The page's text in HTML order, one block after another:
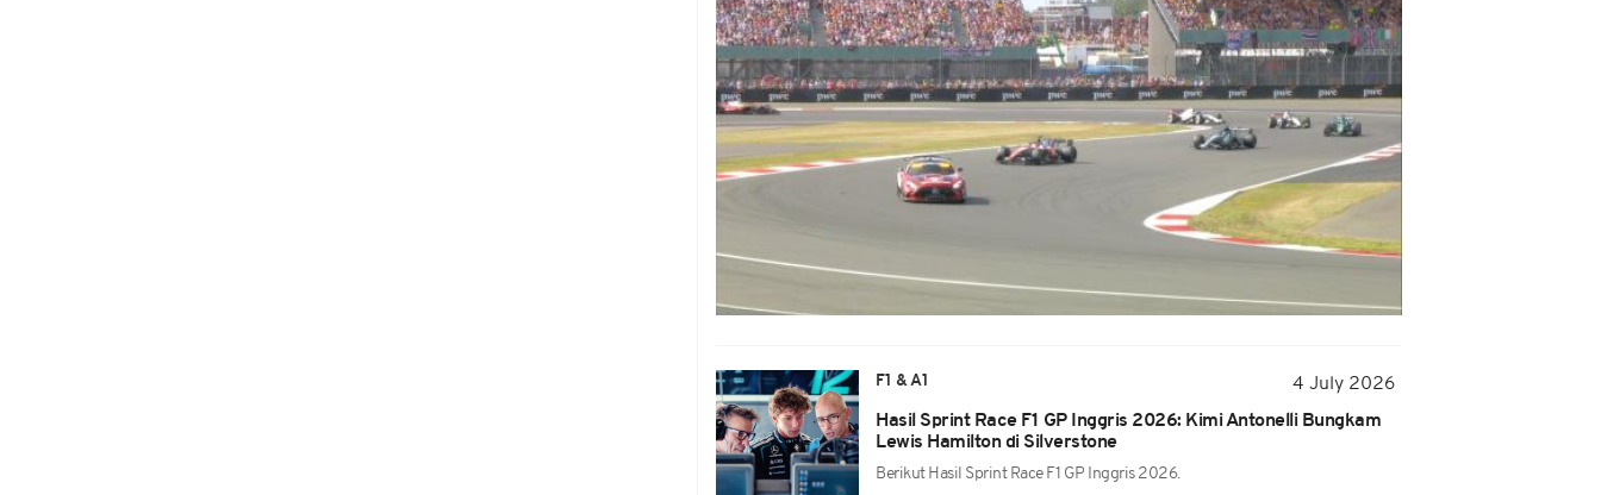
F1 & A1
4 July 2026
Hasil Sprint Race F1 GP Inggris 2026: Kimi Antonelli Bungkam
Lewis Hamilton di Silverstone
Berikut Hasil Sprint Race F1 GP Inggris 2026.